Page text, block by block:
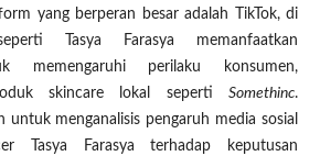
yang berperan besar adalah TikTok, di
Tasya Farasya memanfaatkan
memengaruhi perilaku konsumen,
skincare lokal sepertiSomethinc.
untuk menganalisis pengaruh media sosial
Tasya Farasya terhadap keputusan